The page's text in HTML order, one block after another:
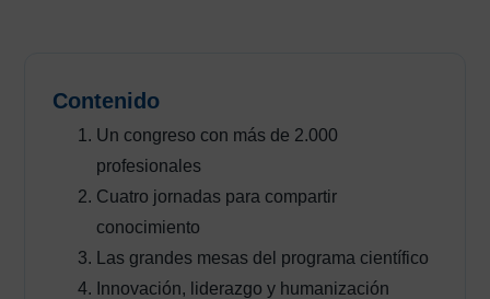
Contenido
Un congreso con más de 2.000
profesionales
Cuatro jornadas para compartir
conocimiento
Las grandes mesas del programa científico
Innovación, liderazgo y humanización